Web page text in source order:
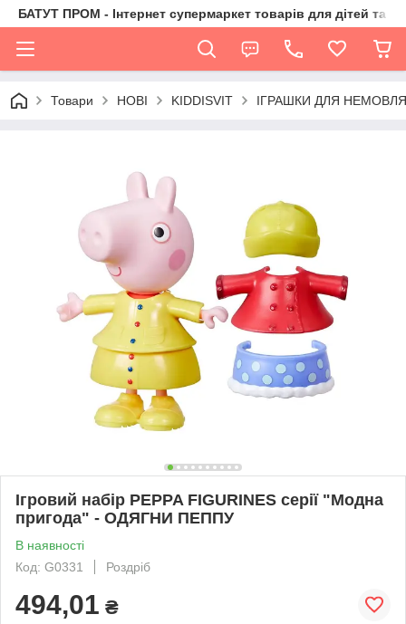
БАТУТ ПРОМ - Інтернет супермаркет товарів для дітей та їх
Товари НОВІ KIDDISVIT ІГРАШКИ ДЛЯ
Ігровий набір PEPPA FIGURINES серії "Модна
пригода" - ОДЯГНИ ПЕППУ
В наявності
Код: G0331
Роздріб
494,01 ₴